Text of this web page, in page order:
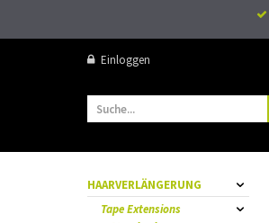
Einloggen
HAARVERLÄNGERUNG
Tape Extensions